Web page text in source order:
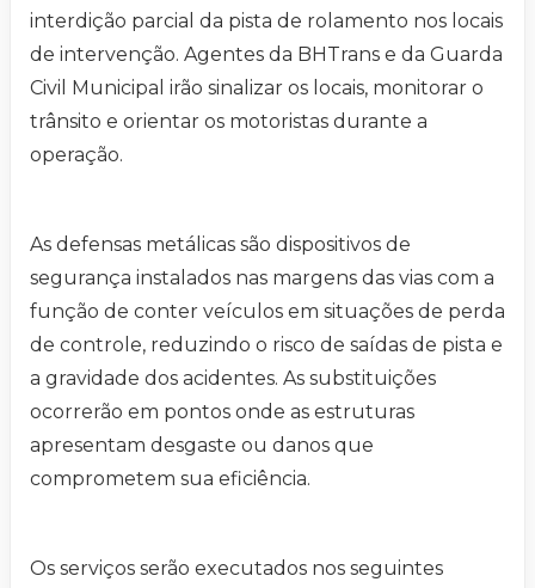
interdição parcial da pista de rolamento nos locais
de intervenção. Agentes da BHTrans e da Guarda
Civil Municipal irão sinalizar os locais, monitorar o
trânsito e orientar os motoristas durante a
operação.
As defensas metálicas são dispositivos de
segurança instalados nas margens das vias com a
função de conter veículos em situações de perda
de controle, reduzindo o risco de saídas de pista e
a gravidade dos acidentes. As substituições
ocorrerão em pontos onde as estruturas
apresentam desgaste ou danos que
comprometem sua eficiência.
Os serviços serão executados nos seguintes